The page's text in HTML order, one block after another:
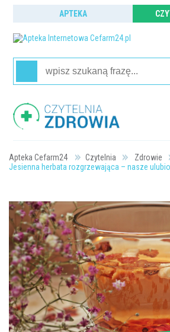
APTEKA
Strona główna Czytelnia Zdrowie
Jesienna herbata rozgrzewająca – nasze